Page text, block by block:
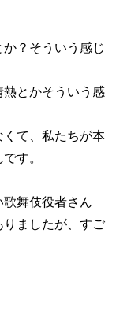
？そういう感じ
とかそういう感
て、私たちが本
す。
舞伎役者さん
ましたが、すご